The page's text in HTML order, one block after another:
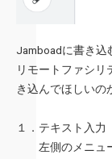
Jamboadに書き込
リモートファシ
き込んでほしいの
１．テキスト入力
左側のメニュ